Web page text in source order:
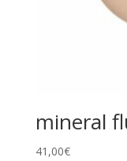
mineral
41,00€